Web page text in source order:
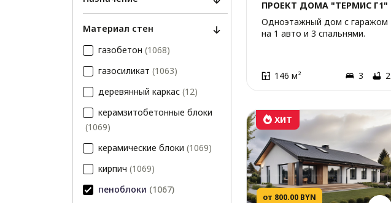
Материал стен
газобетон (1068)
газосиликат (1063)
деревянный каркас (12)
керамзитобетонные блоки
(1069)
керамические блоки (1069)
кирпич (1069)
пеноблоки (1067)
ПРОЕКТ ДОМА "ТЕРМИС Г1"
Одноэтажный дом с гаражом
на 1 авто и 3 спальнями.
146 м² 3 2
от 800.00 BYN
ХИТ